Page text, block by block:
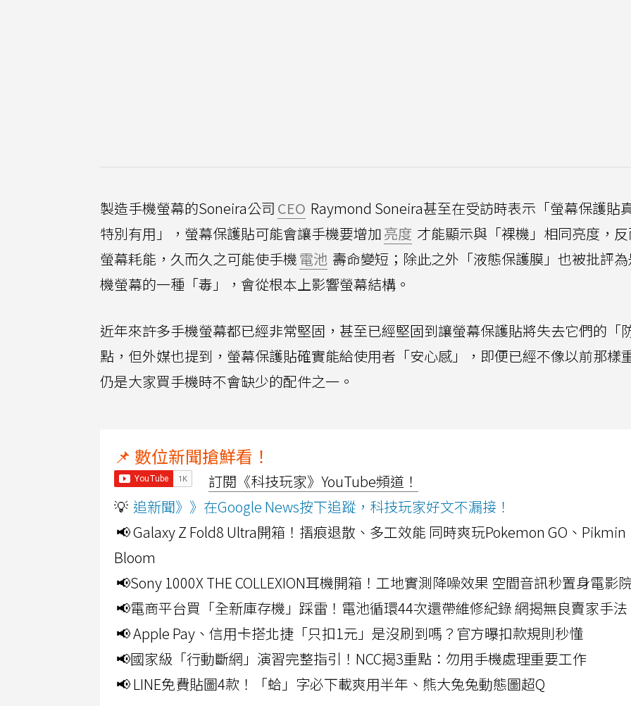
製造手機螢幕的Soneira公司 CEO Raymond Soneira甚至在受訪時表示「螢幕保護貼
特別有用」，螢幕保護貼可能會讓手機要增加亮度 才能顯示與「裸機」相同亮度，
螢幕耗能，久而久之可能使手機電池 壽命變短；除此之外「液態保護膜」也被批評
機螢幕的一種「毒」，會從根本上影響螢幕結構。
近年來許多手機螢幕都已經非常堅固，甚至已經堅固到讓螢幕保護貼將失去它們的「
點，但外媒也提到，螢幕保護貼確實能給使用者「安心感」，即便已經不像以前那樣
仍是大家買手機時不會缺少的配件之一。
📌 數位新聞搶鮮看！
訂閱《科技玩家》YouTube頻道！
💡 追新聞》》在Google News按下追蹤，科技玩家好文不漏接！
📢 Galaxy Z Fold8 Ultra開箱！摺痕退散、多工效能 同時爽玩Pokemon GO、Pikmin
Bloom
📢Sony 1000X THE COLLEXION耳機開箱！工地實測降噪效果 空間音訊秒置身電影
📢電商平台買「全新庫存機」踩雷！電池循環44次還帶維修紀錄 網揭無良賣家手法
📢 Apple Pay、信用卡搭北捷「只扣1元」是沒刷到嗎？官方曝扣款規則秒懂
📢國家級「行動斷網」演習完整指引！NCC揭3重點：勿用手機處理重要工作
📢 LINE免費貼圖4款！「蛤」字必下載爽用半年、熊大兔兔動態圖超Q